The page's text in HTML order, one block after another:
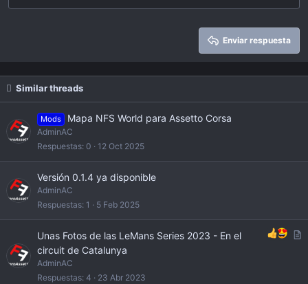
22
Times New Roman
Enviar respuesta
Similar threads
Mods Mapa NFS World para Assetto Corsa
AdminAC
Respuestas 0 12 Oct 2025
Versión 0.1.4 ya disponible
AdminAC
Respuestas 1 5 Feb 2025
Unas Fotos de las LeMans Series 2023 - En el
circuit de Catalunya
AdminAC
Respuestas 4 23 Abr 2023